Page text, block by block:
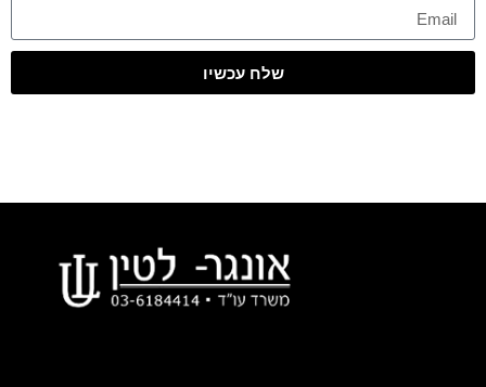
שלח עכשיו